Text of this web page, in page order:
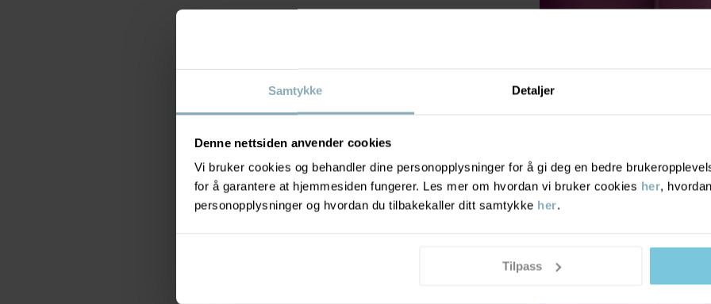
Samtykke Detaljer
Denne nettsiden anvender cookies
Vi bruker cookies og behandler dine personopplysninger for å gi deg en bedre
for å garantere at hjemmesiden fungerer. Les mer om hvordan vi bruker cookies her,
personopplysninger og hvordan du tilbakekaller ditt samtykke her.
Tilpass